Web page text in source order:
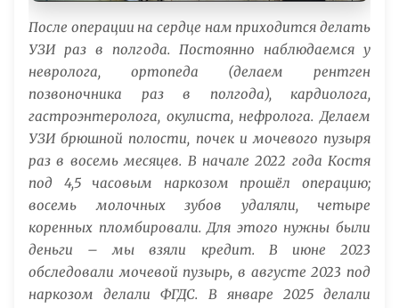
После операции на сердце нам приходится делать
УЗИ раз в полгода. Постоянно наблюдаемся у
невролога, ортопеда (делаем рентген
позвоночника раз в полгода), кардиолога,
гастроэнтеролога, окулиста, нефролога. Делаем
УЗИ брюшной полости, почек и мочевого пузыря
раз в восемь месяцев. В начале 2022 года Костя
под 4,5 часовым наркозом прошёл операцию;
восемь молочных зубов удаляли, четыре
коренных пломбировали. Для этого нужны были
деньги – мы взяли кредит. В июне 2023
обследовали мочевой пузырь, в августе 2023 под
наркозом делали ФГДС. В январе 2025 делали